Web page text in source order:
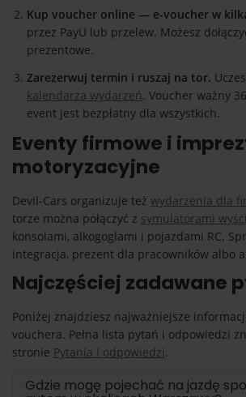
Kup voucher online — e-voucher w
przez PayU lub przelew. Możesz
prezentowe.
Zarezerwuj termin i ruszaj na tor.
kalendarza wydarzeń. Voucher ważny
event jest bezpłatny dla wszystkich.
Eventy firmowe i
motoryzacyjne
Devil-Cars organizuje też wydarzenia dla
torze można połączyć z symulatorami
konsolami, alkogoglami i pojazdami RC.
integracja, prezent dla pracowników albo
Najczęściej zadawane
Poniżej znajdziesz najważniejsze
vouchera. Pełna lista pytań i odpowiedzi
stronie Pytania i odpowiedzi.
Gdzie mogę pojechać na jazdę